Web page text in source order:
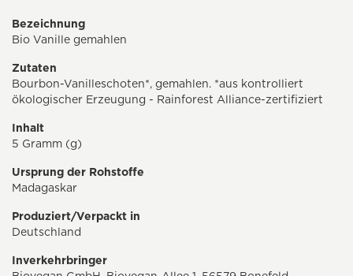
Bezeichnung
Bio Vanille gemahlen
Zutaten
Bourbon-Vanilleschoten*, gemahlen. *aus kontrolliert
ökologischer Erzeugung - Rainforest Alliance-zertifiziert
Inhalt
5 Gramm (g)
Ursprung der Rohstoffe
Madagaskar
Produziert/Verpackt in
Deutschland
Inverkehrbringer